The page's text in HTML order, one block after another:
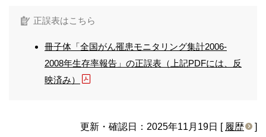
正誤表はこちら
冊子体「全国がん罹患モニタリング集計2006-
2008年生存率報告」の正誤表（上記PDFには、反
映済み）
更新・確認日：2025年11月19日 [ 履歴 ]